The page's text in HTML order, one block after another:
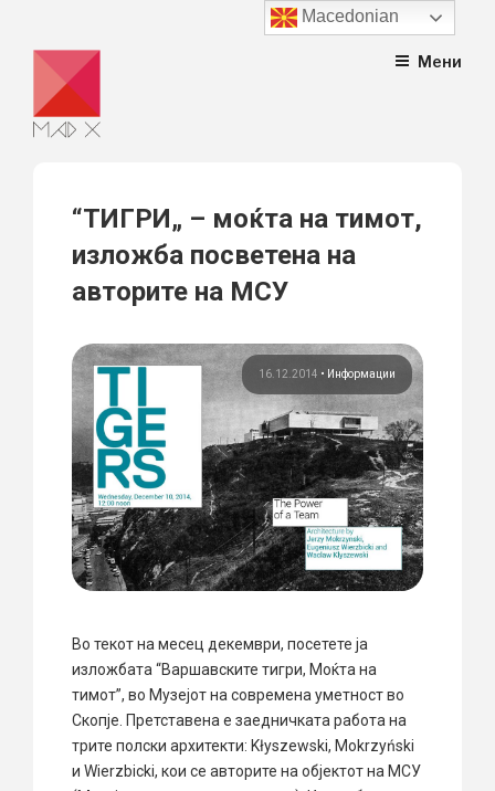
content
Мени
“ТИГРИ„ – моќта на тимот,
изложба посветена на
авторите на МСУ
16.12.2014 • Информации
Во текот на месец декември, посетете ја
изложбата “Варшавските тигри, Моќта на
тимот”, во Музејотна современа уметноство
Скопје. Претставена е заедничката работа на
трите полски архитекти: Kłyszewski, Mokrzyński
и Wierzbicki, кои се авторите на објектот на МСУ
Macedonian